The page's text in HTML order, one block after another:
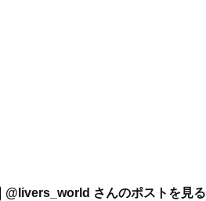
@livers_world さんのポストを見る